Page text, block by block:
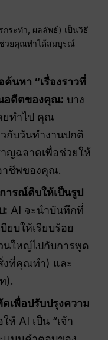
กระทำ, ผลลัพธ์) เป็นวิธี
ช่วยคุณทำได้สมบูรณ์
นหา “เรื่องราวที่
อดีตของคุณ: บาง
ยทำไป คุณ
กับวันทำงานปกติ
ญฉลาดเพื่อช่วยให้
าชีพของคุณ.
ารณ์ดิบให้เป็นรูป
: AI จะนำบันทึกที่
ยบให้เรียบร้อย
นใหญ่ไปกับการพูด
งที่คุณทำ) และ
).
เพื่อปรับปรุงความ
ห้ AI เป็น “เจ้า